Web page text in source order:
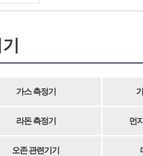
가스 측정기
라돈 측정기 먼
오존 관련기기